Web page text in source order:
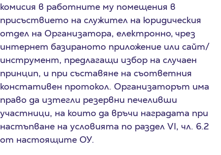
комисия в работните му помещения в
присъствието на служител на юридическия
отдел на Организатора, електронно, чрез
интернет базираното приложение или сайт/
инструмент, предлагащи избор на случаен
принцип, и при съставяне на съответния
констативен протокол. Организаторът има
право да изтегли резервни печеливши
участници, на които да връчи наградата при
настъпване на условията по раздел VI, чл. 6.2
от настоящите ОУ.